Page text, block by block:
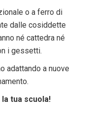
o a ferro di
dalle cosiddette
né cattedra né
i gessetti.
adattando a nuove
tua scuola!